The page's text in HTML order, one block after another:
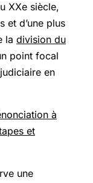
XXe siècle,
et d’une plus
la division du
point focal
en
à
et
une